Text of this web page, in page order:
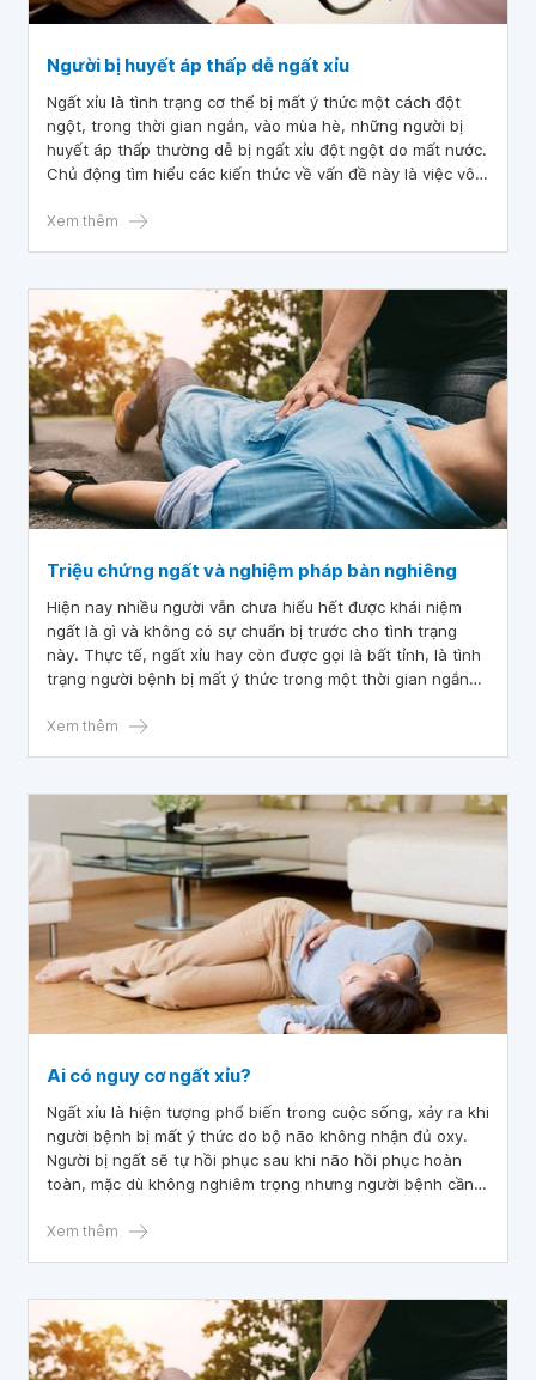
Người bị huyết áp thấp dễ ngất xỉu
Ngất xỉu là tình trạng cơ thể bị mất ý thức một cách đột
ngột, trong thời gian ngắn, vào mùa hè, những người bị
huyết áp thấp thường dễ bị ngất xỉu đột ngột do mất nước.
Chủ động tìm hiểu các kiến thức về vấn đề này là việc vô
Xem thêm
Triệu chứng ngất và nghiệm pháp bàn nghiêng
Hiện nay nhiều người vẫn chưa hiểu hết được khái niệm
ngất là gì và không có sự chuẩn bị trước cho tình trạng
này. Thực tế, ngất xỉu hay còn được gọi là bất tỉnh, là tình
trạng người bệnh bị mất ý thức trong một thời gian ngắn
tim không thực hiện hoạt động bơm đủ máu có oxy lên
Xem thêm
Ai có nguy cơ ngất xỉu?
Ngất xỉu là hiện tượng phổ biến trong cuộc sống, xảy ra khi
người bệnh bị mất ý thức do bộ não không nhận đủ oxy.
Người bị ngất sẽ tự hồi phục sau khi não hồi phục hoàn
toàn, mặc dù không nghiêm trọng nhưng người bệnh cần
vấn đề bệnh lý khác.
Xem thêm